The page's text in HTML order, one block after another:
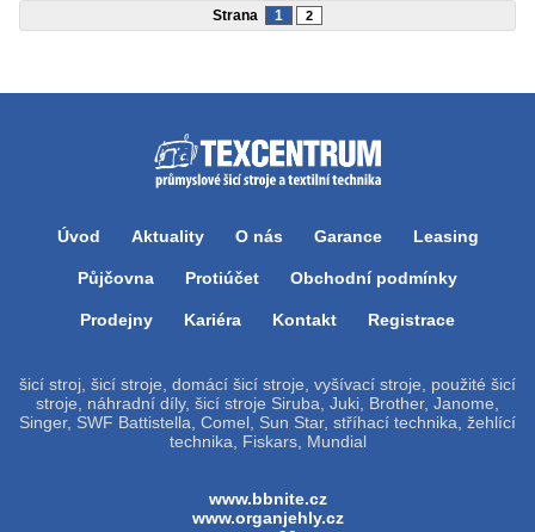
Strana 1 2
Úvod Aktuality O nás Garance Leasing
Půjčovna Protiúčet Obchodní podmínky
Prodejny Kariéra Kontakt Registrace
šicí stroj, šicí stroje, domácí šicí stroje, vyšívací stroje, použité šicí
stroje, náhradní díly, šicí stroje Siruba, Juki, Brother, Janome,
Singer, SWF Battistella, Comel, Sun Star, stříhací technika, žehlící
technika, Fiskars, Mundial
www.bbnite.cz
www.organjehly.cz